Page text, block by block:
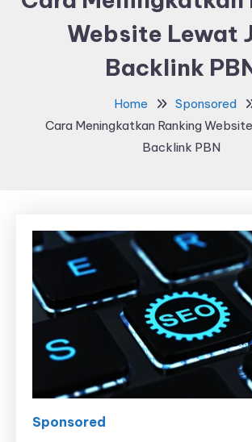
Website Lewat
Backlink
Home
Sponsored
Cara Meningkatkan Ranking
Backlink PBN
Sponsored